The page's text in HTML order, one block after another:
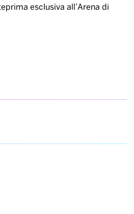
esclusiva all’Arena di